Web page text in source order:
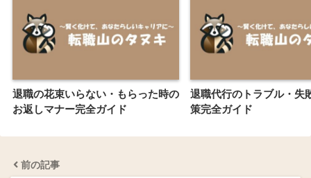
退職の花束いらない・もらった時の
お返しマナー完全ガイド
退職代行のトラブル・失
策完全ガイド
前の記事